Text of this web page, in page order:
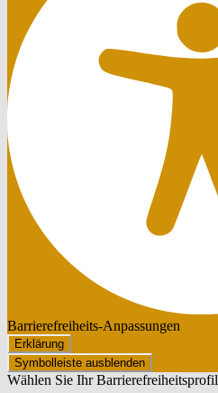
Barrierefreiheits-Anpassungen
Erklärung
Symbolleiste ausblenden
Wählen Sie Ihr Barrierefreiheitsprofil